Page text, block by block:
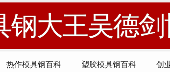
钢大王吴德
热作模具钢百科 塑胶模具钢百科 创